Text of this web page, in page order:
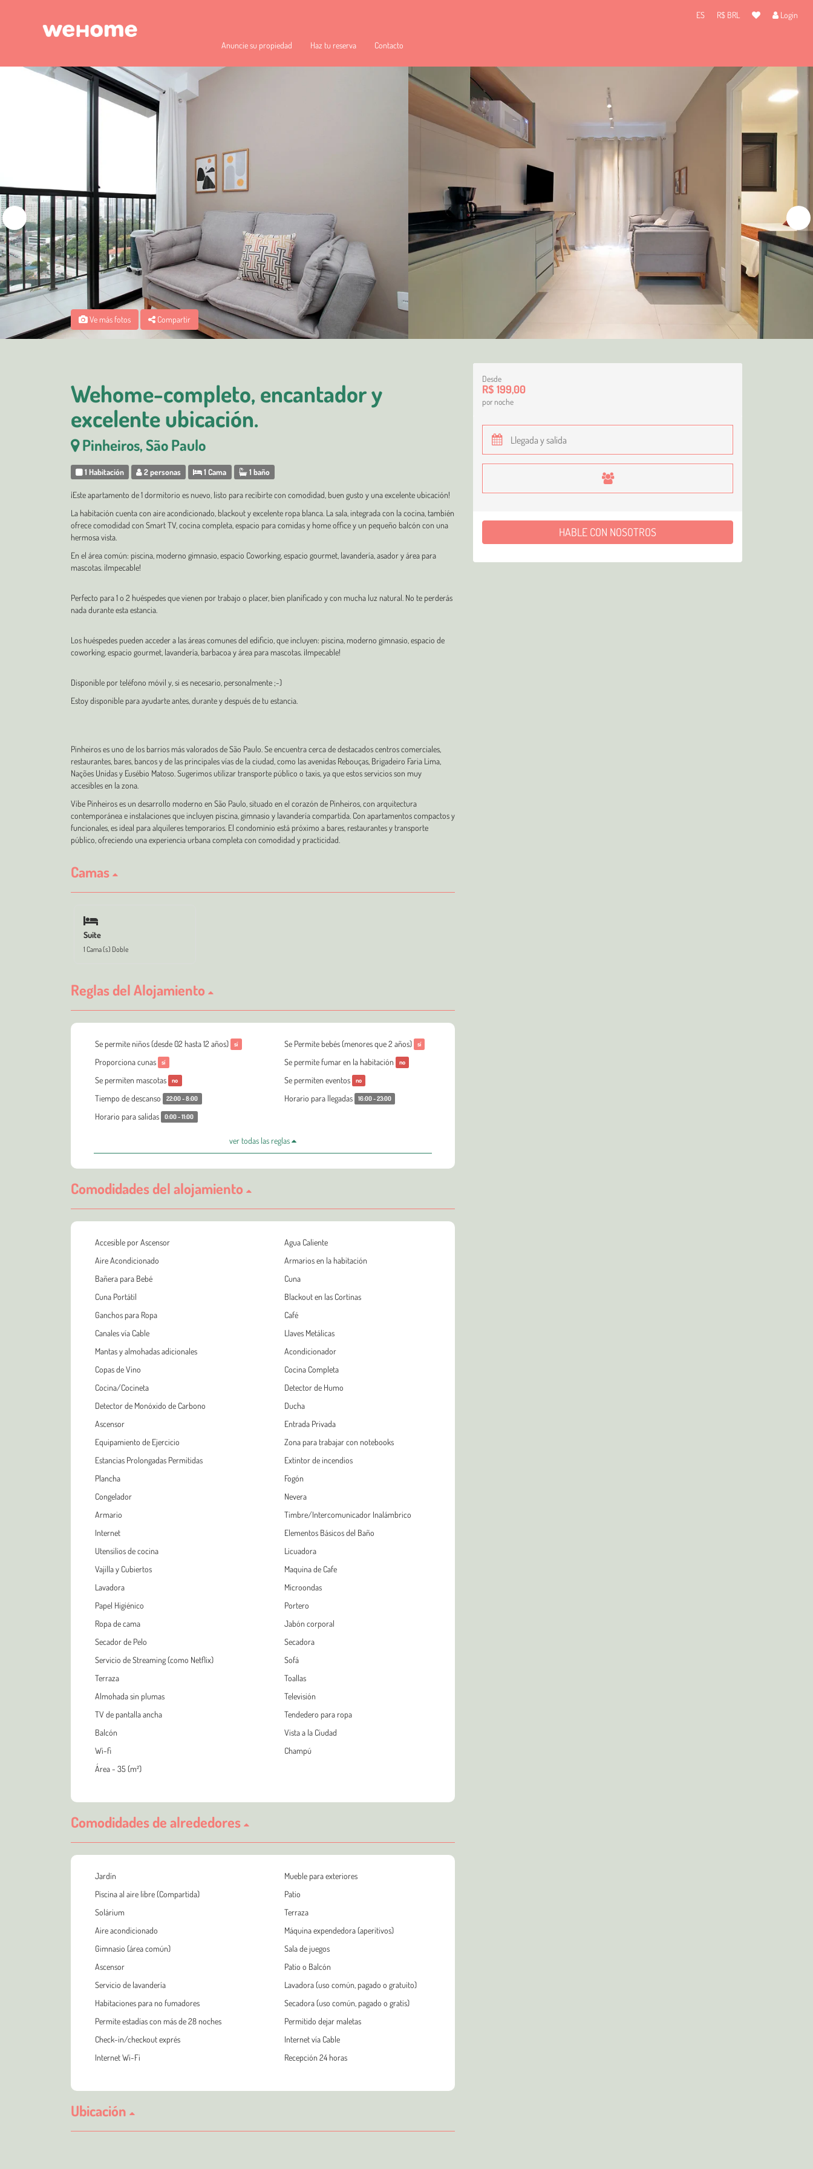
ES R$ BRL Login
Anuncie su propiedad Haz tu reserva Contacto
Ve más fotos Compartir
Wehome-completo, encantador y
excelente ubicación.
Pinheiros, São Paulo
1 Habitación 2 personas 1 Cama 1 baño
¡Este apartamento de 1 dormitorio es nuevo, listo para recibirte con comodidad, buen gusto y una excelente ubicación!
La habitación cuenta con aire acondicionado, blackout y excelente ropa blanca. La sala, integrada con la cocina, también
ofrece comodidad con Smart TV, cocina completa, espacio para comidas y home office y un pequeño balcón con una
hermosa vista.
En el área común: piscina, moderno gimnasio, espacio Coworking, espacio gourmet, lavandería, asador y área para
mascotas. ¡Impecable!
Perfecto para 1 o 2 huéspedes que vienen por trabajo o placer, bien planificado y con mucha luz natural. No te perderás
nada durante esta estancia.
Los huéspedes pueden acceder a las áreas comunes del edificio, que incluyen: piscina, moderno gimnasio, espacio de
coworking, espacio gourmet, lavandería, barbacoa y área para mascotas. ¡Impecable!
Disponible por teléfono móvil y, si es necesario, personalmente ;-)
Estoy disponible para ayudarte antes, durante y después de tu estancia.
Pinheiros es uno de los barrios más valorados de São Paulo. Se encuentra cerca de destacados centros comerciales,
restaurantes, bares, bancos y de las principales vías de la ciudad, como las avenidas Rebouças, Brigadeiro Faria Lima,
Nações Unidas y Eusébio Matoso. Sugerimos utilizar transporte público o taxis, ya que estos servicios son muy
accesibles en la zona.
Vibe Pinheiros es un desarrollo moderno en São Paulo, situado en el corazón de Pinheiros, con arquitectura
contemporánea e instalaciones que incluyen piscina, gimnasio y lavandería compartida. Con apartamentos compactos y
funcionales, es ideal para alquileres temporarios. El condominio está próximo a bares, restaurantes y transporte
público, ofreciendo una experiencia urbana completa con comodidad y practicidad.
Camas
Suite
1 Cama (s) Doble
Reglas del Alojamiento
Se permite niños (desde 02 hasta 12 años) sí Se Permite bebés (menores que 2 años) sí
Proporciona cunas sí Se permite fumar en la habitación no
Se permiten mascotas no Se permiten eventos no
Tiempo de descanso 22:00 - 8:00 Horario para llegadas 16:00 - 23:00
Horario para salidas 0:00 - 11:00
ver todas las reglas
Comodidades del alojamiento
Accesible por Ascensor
Agua Caliente
Aire Acondicionado
Armarios en la habitación
Bañera para Bebé
Cuna
Cuna Portátil
Blackout en las Cortinas
Ganchos para Ropa
Café
Canales vía Cable
Llaves Metálicas
Mantas y almohadas adicionales
Acondicionador
Copas de Vino
Cocina Completa
Cocina/Cocineta
Detector de Humo
Detector de Monóxido de Carbono
Ducha
Ascensor
Entrada Privada
Equipamiento de Ejercicio
Zona para trabajar con notebooks
Estancias Prolongadas Permitidas
Extintor de incendios
Plancha
Fogón
Congelador
Nevera
Armario
Timbre/Intercomunicador Inalámbrico
Internet
Elementos Básicos del Baño
Utensilios de cocina
Licuadora
Vajilla y Cubiertos
Maquina de Cafe
Lavadora
Microondas
Papel Higiénico
Portero
Ropa de cama
Jabón corporal
Secador de Pelo
Secadora
Servicio de Streaming (como Netflix)
Sofá
Terraza
Toallas
Almohada sin plumas
Televisión
TV de pantalla ancha
Tendedero para ropa
Balcón
Vista a la Ciudad
Wi-fi
Champú
Área - 35 (m²)
Comodidades de alrededores
Jardín
Mueble para exteriores
Piscina al aire libre (Compartida)
Patio
Solárium
Terraza
Aire acondicionado
Máquina expendedora (aperitivos)
Gimnasio (área común)
Sala de juegos
Ascensor
Patio o Balcón
Servicio de lavandería
Lavadora (uso común, pagado o gratuito)
Habitaciones para no fumadores
Secadora (uso común, pagado o gratis)
Permite estadías con más de 28 noches
Permitido dejar maletas
Check-in/checkout exprés
Internet vía Cable
Internet Wi-Fi
Recepción 24 horas
Ubicación
Desde
R$ 199,00
por noche
HABLE CON NOSOTROS